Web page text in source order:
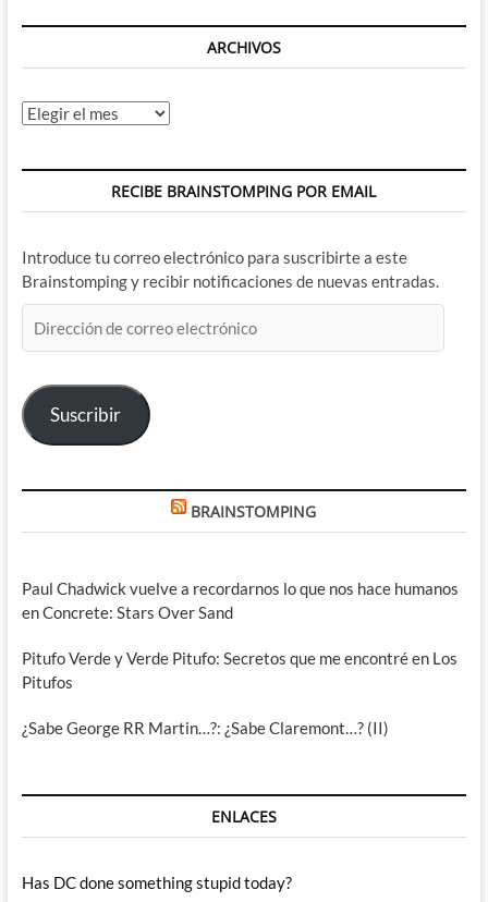
ARCHIVOS
Archivos
RECIBE BRAINSTOMPING POR EMAIL
Introduce tu correo electrónico para suscribirte a este
Brainstomping y recibir notificaciones de nuevas entradas.
de
electrónico
Suscribir
BRAINSTOMPING
Paul Chadwick vuelve a recordarnos lo que nos hace humanos
en Concrete: Stars Over Sand
Pitufo Verde y Verde Pitufo: Secretos que me encontré en Los
Pitufos
¿Sabe George RR Martin…?: ¿Sabe Claremont…? (II)
ENLACES
Has DC done something stupid today?